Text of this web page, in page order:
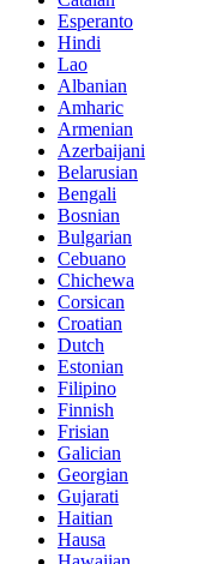
Esperanto
Hindi
Lao
Albanian
Amharic
Armenian
Azerbaijani
Belarusian
Bengali
Bosnian
Bulgarian
Cebuano
Chichewa
Corsican
Croatian
Dutch
Estonian
Filipino
Finnish
Frisian
Galician
Georgian
Gujarati
Haitian
Hausa